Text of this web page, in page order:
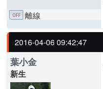
離線
2016-04-06 09:42:47
葉小金
新生